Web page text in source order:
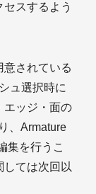
スするよう
意されている
ュ選択時に
エッジ・面の
、Armature
集を行うこ
しては次回以